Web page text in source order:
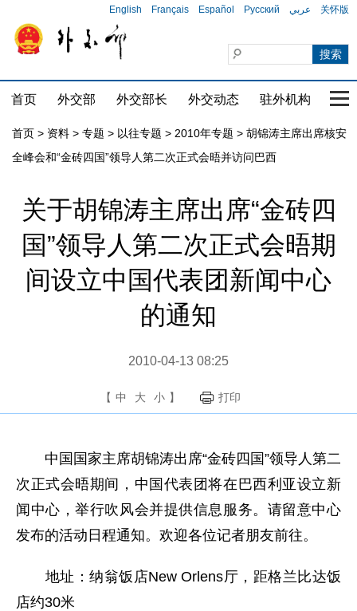
English Français Español Русский عربي 关怀版
首页 外交部 外交部长 外交动态 驻外机构 国
首页 > 资料 > 专题 > 以往专题 > 2010年专题 > 胡锦涛主席出席核安
全峰会和“金砖四国”领导人第二次正式会晤并访问巴西
关于胡锦涛主席出席“金砖四
国”领导人第二次正式会晤期
间设立中国代表团新闻中心
的通知
2010-04-13 08:25
【 中 大 小 】 打印
中国国家主席胡锦涛出席“金砖四国”领导人第二
次正式会晤期间，中国代表团将在巴西利亚设立新
闻中心，举行吹风会并提供信息服务。请留意中心
发布的活动日程通知。欢迎各位记者朋友前往。
地址：纳翁饭店New Orlens厅，距格兰比达饭
店约30米